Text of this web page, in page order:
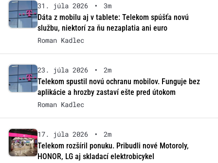
31. júla 2026 •
3m
Dáta z mobilu aj v tablete: Telekom spúšťa novú
službu, niektorí za ňu nezaplatia ani euro
Roman Kadlec
23. júla 2026 •
2m
Telekom spustil novú ochranu mobilov. Funguje bez
aplikácie a hrozby zastaví ešte pred útokom
Roman Kadlec
17. júla 2026 •
2m
Telekom rozšíril ponuku. Pribudli nové Motoroly,
HONOR, LG aj skladací elektrobicykel